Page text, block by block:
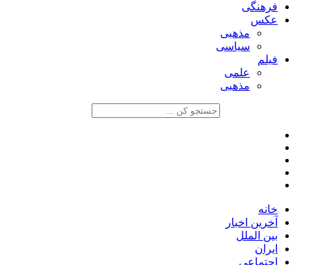
فرهنگی
عکس
مذهبی
سیاسی
فیلم
علمی
مذهبی
خانه
آخرین اخبار
بین الملل
ایران
اجتماعی